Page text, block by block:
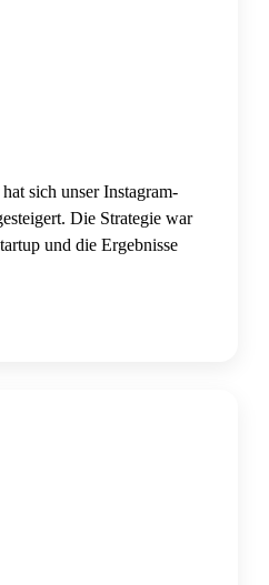
sich unser Instagram-
Die Strategie war
und die Ergebnisse